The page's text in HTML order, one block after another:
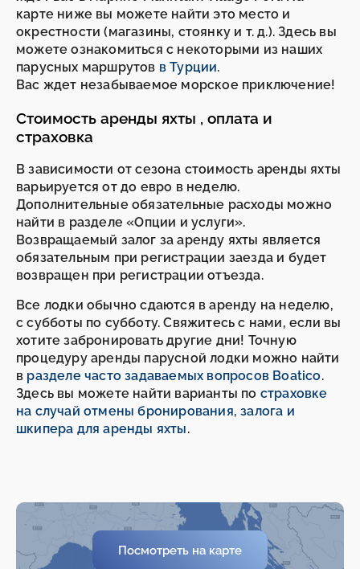
карте ниже вы можете найти это место и
окрестности (магазины, стоянку и т. д.). Здесь вы
можете ознакомиться с некоторыми из наших
парусных маршрутов в Турции.
Вас ждет незабываемое морское приключение!
Стоимость аренды яхты , оплата и
страховка
В зависимости от сезона стоимость аренды яхты
варьируется от до евро в неделю.
Дополнительные обязательные расходы можно
найти в разделе «Опции и услуги».
Возвращаемый залог за аренду яхты является
обязательным при регистрации заезда и будет
возвращен при регистрации отъезда.
Все лодки обычно сдаются в аренду на неделю,
с субботы по субботу. Свяжитесь с нами, если вы
хотите забронировать другие дни! Точную
процедуру аренды парусной лодки можно найти
в разделе часто задаваемых вопросов Boatico.
Здесь вы можете найти варианты по страховке
на случай отмены бронирования, залога и
шкипера для аренды яхты.
Посмотреть на карте